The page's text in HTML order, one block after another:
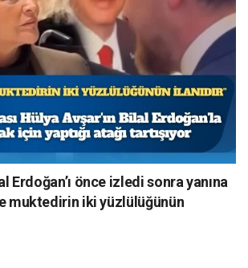
Erdoğan’ı önce izledi sonra yanına
muktedirin iki yüzlülüğünün